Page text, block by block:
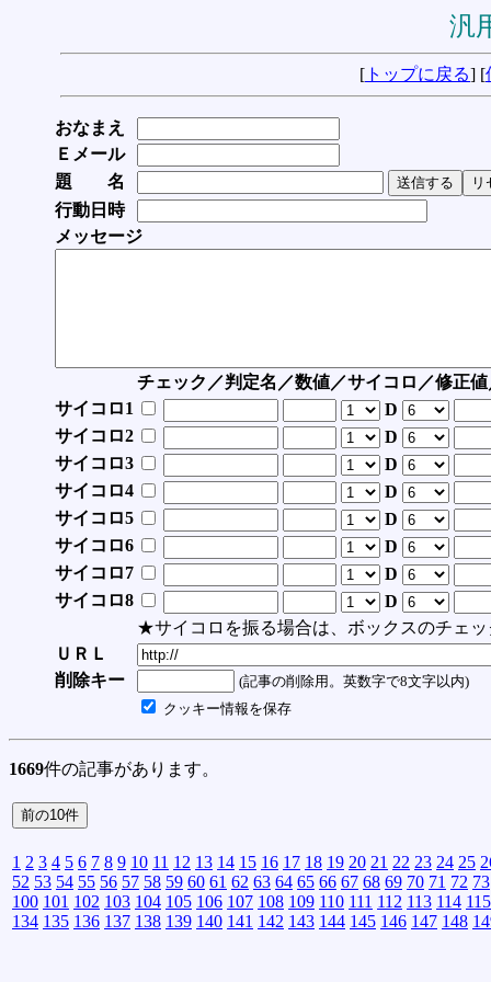
汎
[ トップに戻る] [
おなまえ
Ｅメール
題 名
行動日時
メッセージ
チェック／判定名／数値／サイコロ／修正
サイコロ1
D
サイコロ2
D
サイコロ3
D
サイコロ4
D
サイコロ5
D
サイコロ6
D
サイコロ7
D
サイコロ8
D
★サイコロを振る場合は、ボックスのチェッ
ＵＲＬ
削除キー
(記事の削除用。英数字で8文字以内)
クッキー情報を保存
1669件の記事があります。
1 2 3 4 5 6 7 8 9 10 11 12 13 14 15 16 17 18 19 20 21 22 23 24 25
52 53 54 55 56 57 58 59 60 61 62 63 64 65 66 67 68 69 70 71 72 73
100 101 102 103 104 105 106 107 108 109 110 111 112 113 114 115
134 135 136 137 138 139 140 141 142 143 144 145 146 147 148